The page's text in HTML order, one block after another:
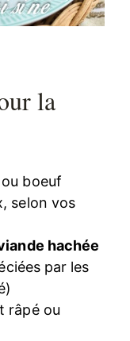
la
boeuf
selon vos
hachée
par les
râpé ou